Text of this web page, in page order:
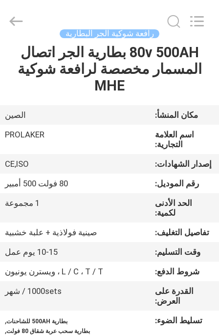
منزل
حول
جولة
المعمل
ضبط
الجودة
اتصل
أخبار
AUTOPARTS
CO.,LIMITED.
رافعة شوكية الجر البطارية
80v 500AH بطارية الجر اتصال
المسمار مخصصة لرافعة شوكية
MHE
مكان المنشأ:
الصين
اسم العلامة
التجارية:
PROLAKER
إصدار الشهادات:
CE,ISO
رقم الموديل:
80 فولت 500 أمبير
الحد الأدنى
لكمية:
1 مجموعة
تفاصيل التغليف:
صينية فولاذية + علبة خشبية
وقت التسليم:
10-15 يوم عمل
شروط الدفع:
L / C ، T / T ، ويسترن يونيون
القدرة على
العرض:
1000sets / شهر
تسليط الضوء: بطارية 500AH للشاحنات ,
بطارية سحب عربة شقاق 80 فولت ,